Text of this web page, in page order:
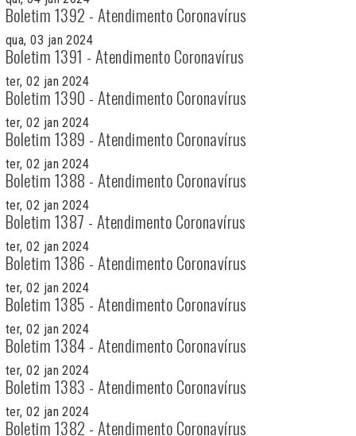
Boletim 1392 - Atendimento Coronavírus
qua, 03 jan 2024
Boletim 1391 - Atendimento Coronavírus
ter, 02 jan 2024
Boletim 1390 - Atendimento Coronavírus
ter, 02 jan 2024
Boletim 1389 - Atendimento Coronavírus
ter, 02 jan 2024
Boletim 1388 - Atendimento Coronavírus
ter, 02 jan 2024
Boletim 1387 - Atendimento Coronavírus
ter, 02 jan 2024
Boletim 1386 - Atendimento Coronavírus
ter, 02 jan 2024
Boletim 1385 - Atendimento Coronavírus
ter, 02 jan 2024
Boletim 1384 - Atendimento Coronavírus
ter, 02 jan 2024
Boletim 1383 - Atendimento Coronavírus
ter, 02 jan 2024
Boletim 1382 - Atendimento Coronavírus